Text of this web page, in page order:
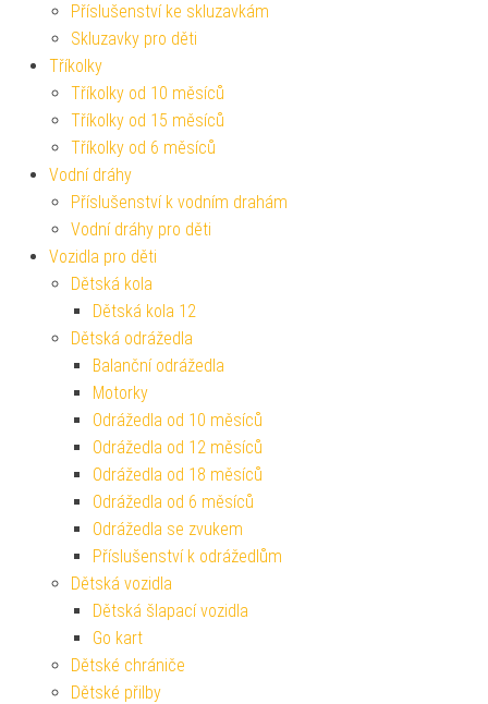
Příslušenství ke skluzavkám
Skluzavky pro děti
Tříkolky
Tříkolky od 10 měsíců
Tříkolky od 15 měsíců
Tříkolky od 6 měsíců
Vodní dráhy
Příslušenství k vodním drahám
Vodní dráhy pro děti
Vozidla pro děti
Dětská kola
Dětská kola 12
Dětská odrážedla
Balanční odrážedla
Motorky
Odrážedla od 10 měsíců
Odrážedla od 12 měsíců
Odrážedla od 18 měsíců
Odrážedla od 6 měsíců
Odrážedla se zvukem
Příslušenství k odrážedlům
Dětská vozidla
Dětská šlapací vozidla
Go kart
Dětské chrániče
Dětské přilby